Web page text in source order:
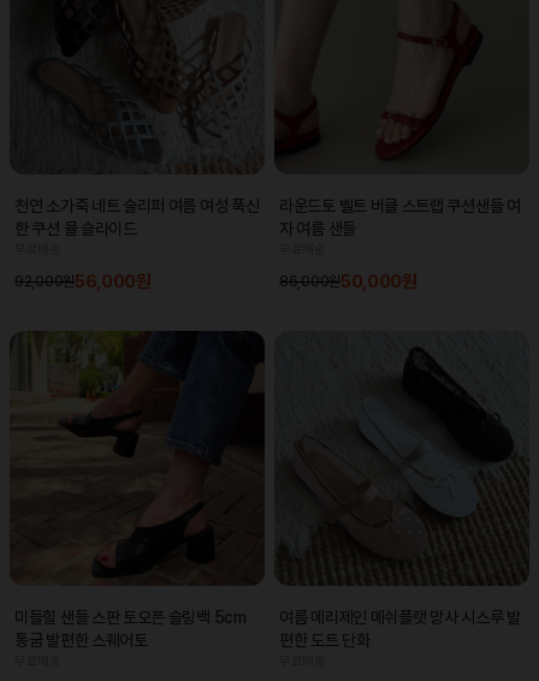
천연 소가죽 네트 슬리퍼 여름 여성 푹신
한 쿠션 뮬 슬라이드
92,000원56,000원
라운드토 벨트 버클 스트랩 쿠션샌들 여
자 여름 샌들
86,000원50,000원
미들힐 샌들 스판 토오픈 슬링백 5cm
통굽 발편한 스퀘어토
여름 메리제인 메쉬플랫 망사 시스루 발
편한 도트 단화